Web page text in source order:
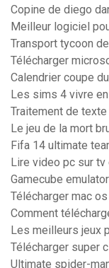
Copine de diego
Meilleur logiciel
Transport tycoon
Télécharger
Calendrier coupe
Les sims 4 vivre
Traitement de
Le jeu de la mort
Fifa 14 ultimate
Lire video pc sur tv
Gamecube
Télécharger mac
Comment
Les meilleurs jeux
Télécharger super
Ultimate spider-